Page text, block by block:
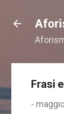
Frasi
-